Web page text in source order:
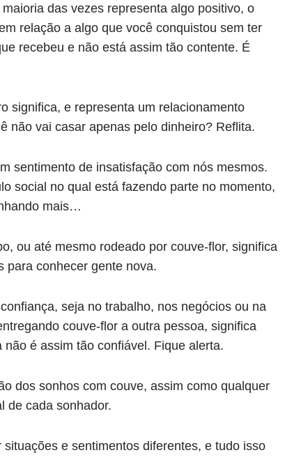
das vezes representa algo positivo, o
relação a algo que você conquistou sem ter
recebeu e não está assim tão contente. É
significa, e representa um relacionamento
não vai casar apenas pelo dinheiro? Reflita.
sentimento de insatisfação com nós mesmos.
social no qual está fazendo parte no momento,
mais…
ou até mesmo rodeado por couve-flor, significa
para conhecer gente nova.
seja no trabalho, nos negócios ou na
couve-flor a outra pessoa, significa
é assim tão confiável. Fique alerta.
dos sonhos com couve, assim como qualquer
de cada sonhador.
e sentimentos diferentes, e tudo isso